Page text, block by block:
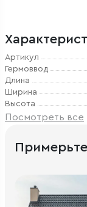
Артикул
Гермоввод
Длина
Ширина
Высота
Посмотреть все